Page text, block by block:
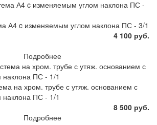
А4 c изменяемым углом наклона ПС - 3/1
4 100 руб.
Подробнее
на хром. трубе с утяж. основанием с
ПС - 1/1
8 500 руб.
Подробнее